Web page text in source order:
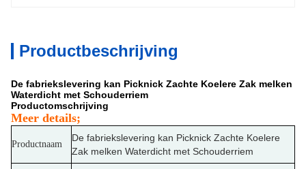
Productbeschrijving
De fabriekslevering kan Picknick Zachte Koelere Zak melken
Waterdicht met Schouderriem
Productomschrijving
Meer details;
Productnaam
De fabriekslevering kan Picknick Zachte Koelere
Zak melken Waterdicht met Schouderriem